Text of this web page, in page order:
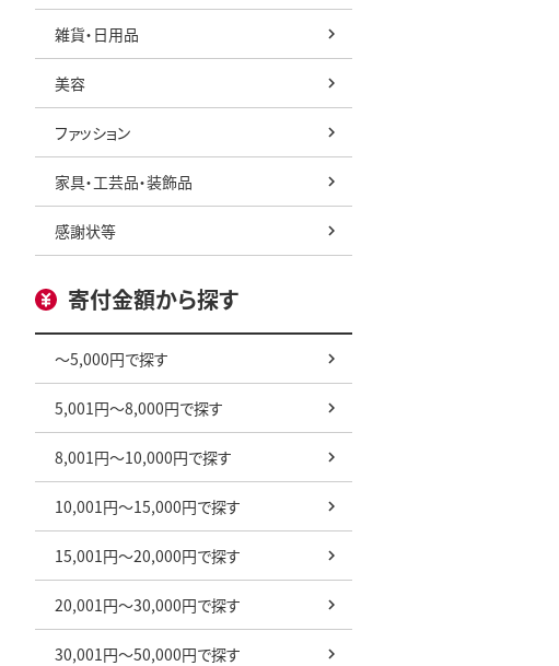
雑貨・日用品
美容
ファッション
家具・工芸品・装飾品
感謝状等
寄付金額から探す
～5,000円で探す
5,001円～8,000円で探す
8,001円～10,000円で探す
10,001円～15,000円で探す
15,001円～20,000円で探す
20,001円～30,000円で探す
30,001円～50,000円で探す